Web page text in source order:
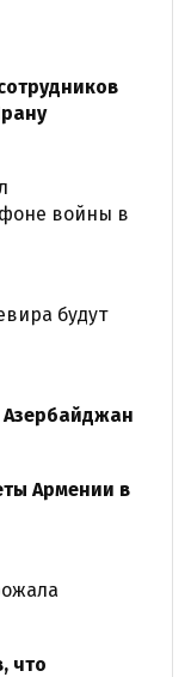
войны в
будут
Азербайджан
Армении в
что